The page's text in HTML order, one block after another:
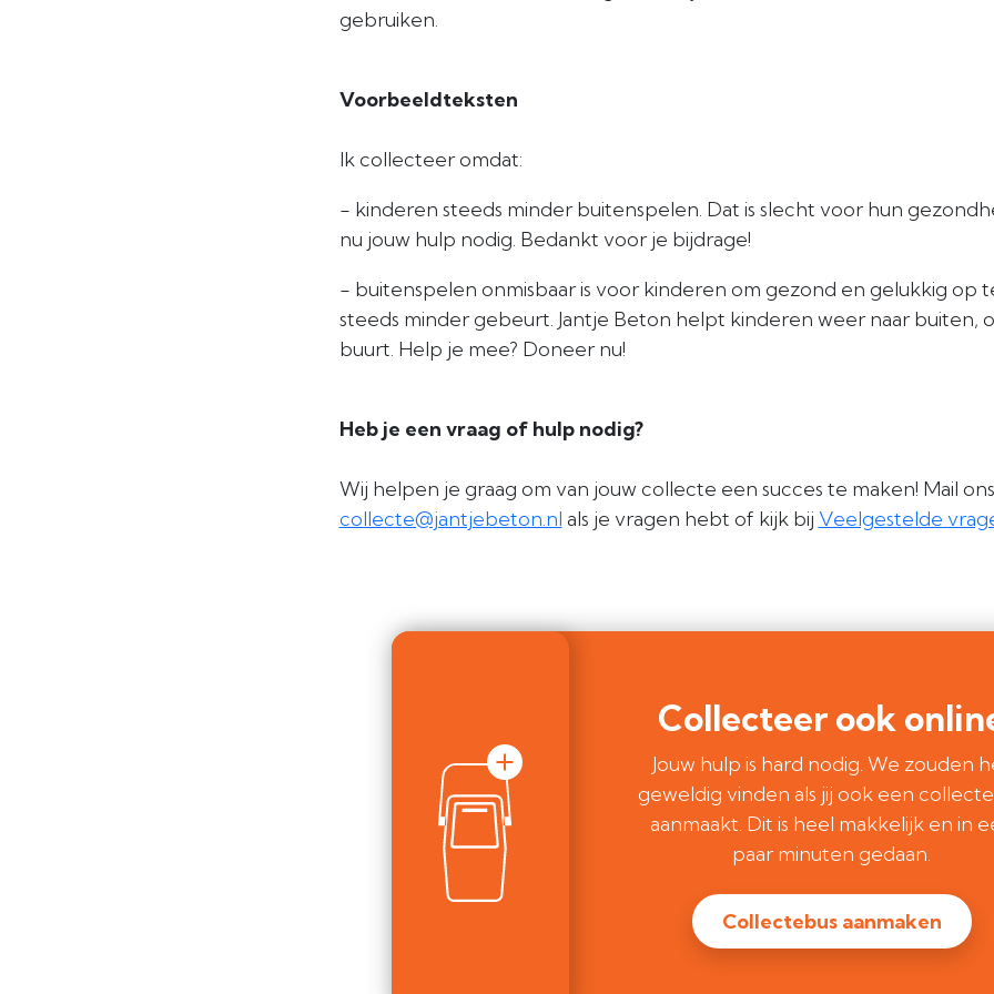
gebruiken.
Voorbeeldteksten
Ik collecteer omdat:
- kinderen steeds minder buitenspelen. Dat is slecht voor hun
nu jouw hulp nodig. Bedankt voor je bijdrage!
- buitenspelen onmisbaar is voor kinderen om gezond en gelukkig op
steeds minder gebeurt. Jantje Beton helpt kinderen weer naar buiten,
buurt. Help je mee? Doneer nu!
Heb je een vraag of hulp nodig?
Wij helpen je graag om van jouw collecte een succes te maken! Mail
collecte@jantjebeton.nl als je vragen hebt of kijk bij Veelgestelde
Collecteer ook
Jouw hulp is hard nodig. We zouden
geweldig vinden als jij ook een
aanmaakt. Dit is heel makkelijk en in
paar minuten gedaan.
Collectebus aanmaken